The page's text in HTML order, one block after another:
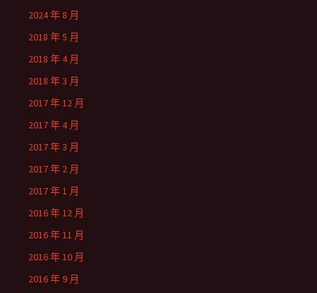
2024 年 8 月
2018 年 5 月
2018 年 4 月
2018 年 3 月
2017 年 12 月
2017 年 4 月
2017 年 3 月
2017 年 2 月
2017 年 1 月
2016 年 12 月
2016 年 11 月
2016 年 10 月
2016 年 9 月